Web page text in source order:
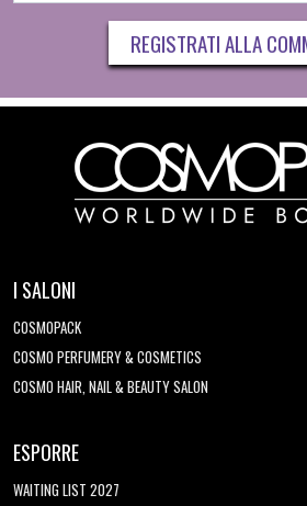
REGISTRATI ALLA
I SALONI
COSMOPACK
COSMO PERFUMERY & COSMETICS
COSMO HAIR, NAIL & BEAUTY SALON
ESPORRE
WAITING LIST 2027